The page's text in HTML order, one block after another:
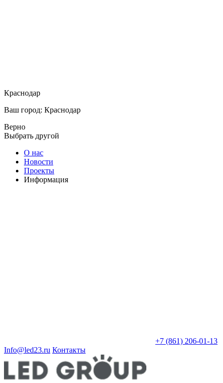
Краснодар
Ваш город: Краснодар
Верно
Выбрать другой
О нас
Новости
Проекты
Информация
+7 (861) 206-01-13
Info@led23.ru Контакты